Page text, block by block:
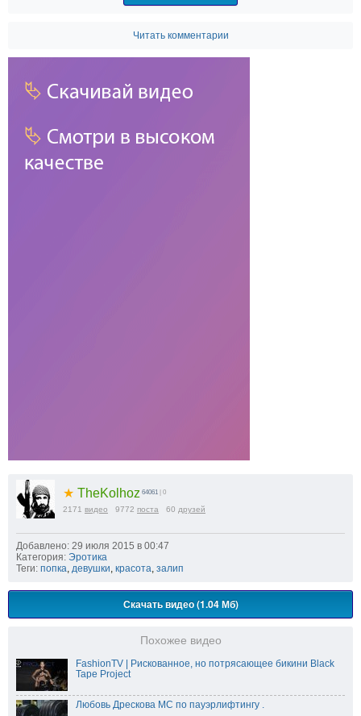
Читать комментарии
★ TheKolhoz 64061 | 0
2171 видео 9772 поста 60 друзей
Добавлено: 29 июля 2015 в 00:47
Категория: Эротика
Теги: попка девушки красота залип
Скачать видео (1.04 Мб)
Похожее видео
FashionTV | Рискованное, но потрясающее бикини Black
Tape Project
Любовь Дрескова МС по пауэрлифтингу .